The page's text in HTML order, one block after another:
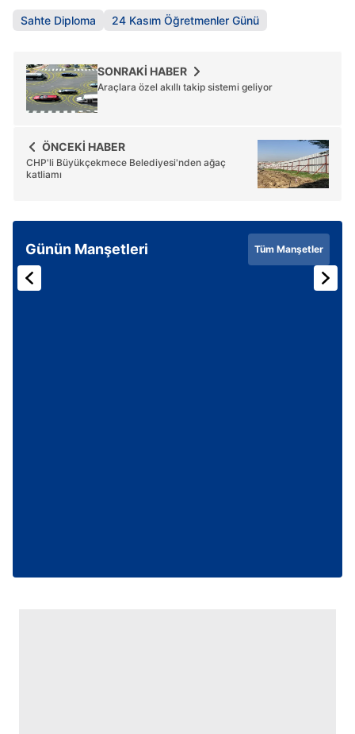
6698 sayılı Kişisel Verilerin Korunması Kanunu uyarınca
ilgili mevzuata uygun olarak kullanılan çerezlerle ilgili bilgi
almak için lütfentıklayınız.
Sahte Diploma 24 Kasım Öğretmenler Günü
SONRAKİ HABER
Araçlara özel akıllı takip sistemi geliyor
ÖNCEKİ HABER
CHP'li Büyükçekmece Belediyesi'nden ağaç
katliamı
Günün Manşetleri Tüm Manşetler